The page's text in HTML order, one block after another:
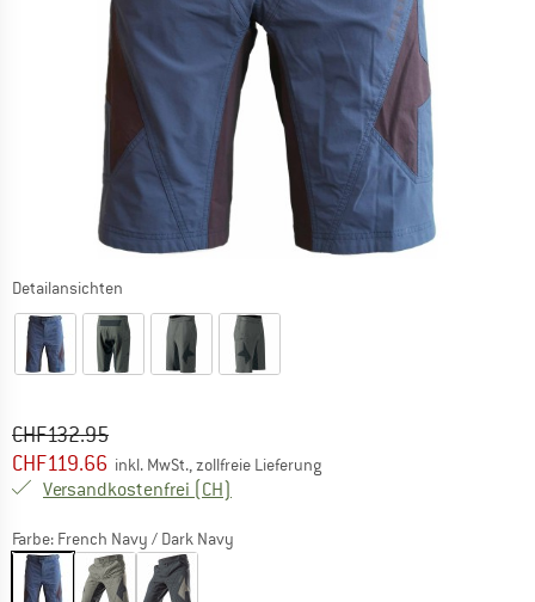
Detailansichten
Ursprünglicher Preis :
CHF132.95
Preis:
CHF119.66 inkl. MwSt., zollfreie Lieferung
Versandkostenfrei (CH)
Farbe: French Navy / Dark Navy